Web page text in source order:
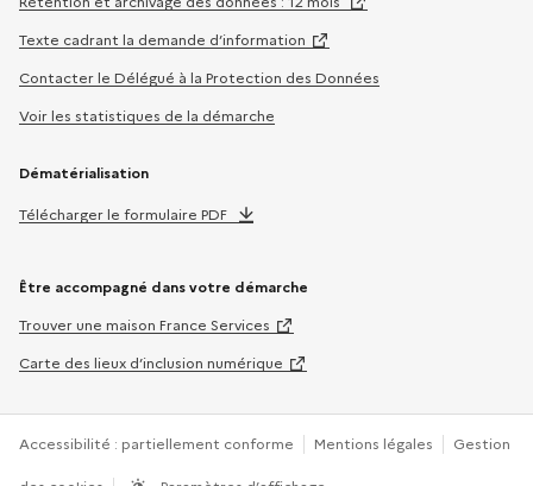
Texte cadrant la demande d’information
Contacter le Délégué à la Protection des Données
Voir les statistiques de la démarche
Dématérialisation
Télécharger le formulaire PDF
Être accompagné dans votre démarche
Trouver une maison France Services
Carte des lieux d’inclusion numérique
Accessibilité : partiellement conforme Mentions légales Gestion